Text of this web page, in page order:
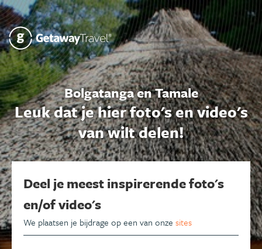
Bolgatanga en Tamale
Leuk dat je hier foto's en video's
van wilt delen!
Deel je meest inspirerende foto's
en/of video's
We plaatsen je bijdrage op een van onze sites